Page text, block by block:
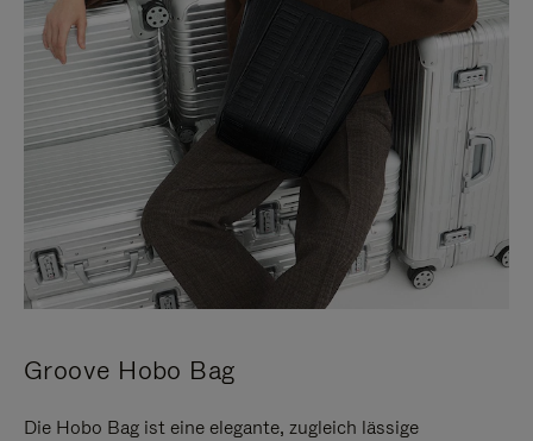
Groove Hobo Bag
Die Hobo Bag ist eine elegante, zugleich lässige